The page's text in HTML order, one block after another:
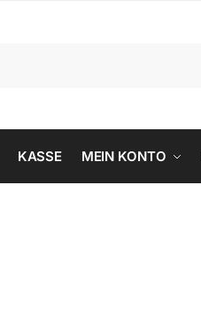
KASSE MEIN KONTO